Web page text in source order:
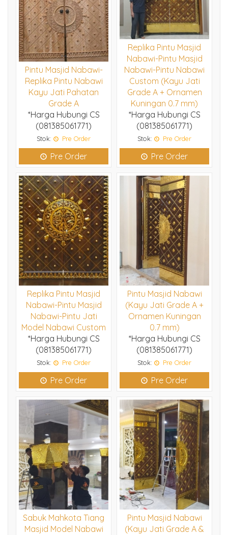
Replika Pintu Masjid
Nabawi-Pintu Masjid
Nabawi-Pintu Nabawi
Custom (Kayu Jati
Grade A + Ornamen
Kuningan 0.7 mm)
*Harga Hubungi CS
(081385061771)
Stok: Pre Order
Pre Order
Pintu Masjid Nabawi-
Replika Pintu Nabawi
Kayu Jati Pahatan
Grade A
*Harga Hubungi CS
(081385061771)
Stok: Pre Order
Pre Order
Replika Pintu Masjid
Nabawi-Pintu Masjid
Nabawi-Pintu Jati
Model Nabawi Custom
*Harga Hubungi CS
(081385061771)
Stok: Pre Order
Pre Order
Pintu Masjid Nabawi
(Kayu Jati Grade A +
Ornamen Kuningan
0.7 mm)
*Harga Hubungi CS
(081385061771)
Stok: Pre Order
Pre Order
Sabuk Mahkota Tiang
Masjid Model Nabawi
Pintu Masjid Nabawi
(Kayu Jati Grade A &